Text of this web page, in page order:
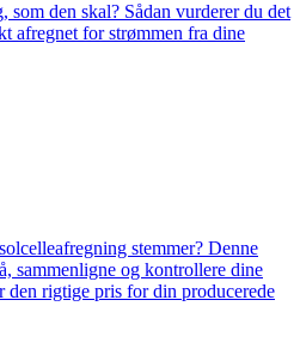
som den skal? Sådan vurderer du det
afregnet for strømmen fra dine
stemmer? Denne
sammenligne og kontrollere dine
den rigtige pris for din producerede